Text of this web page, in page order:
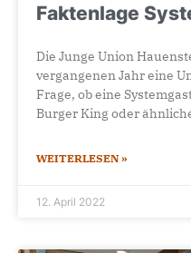
Faktenlage
Die Junge Union
vergangenen Jahr eine
Frage, ob eine
Burger King oder
WEITERLESEN »
12. April 2022